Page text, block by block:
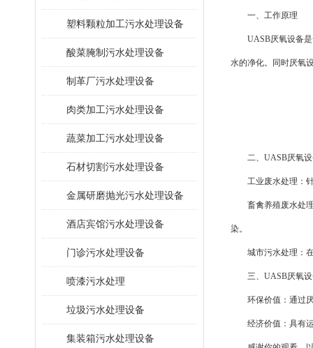
塑料颗粒加工污水处理设备
酸菜腌制污水处理设备
制革厂污水处理设备
肉类加工污水处理设备
蔬菜加工污水处理设备
石材切割污水处理设备
金属研磨抛光污水处理设备
酒店宾馆污水处理设备
门诊污水处理设备
喷漆污水处理
垃圾污水处理设备
集装箱污水处理设备
一、工作原理
UASB厌氧设备是
水的净化。同时厌氧
二、UASB厌氧设
工业废水处理：针
畜禽养殖废水处理
染。
城市污水处理：在
三、UASB厌氧设
环保价值：通过厌
经济价值：具有运